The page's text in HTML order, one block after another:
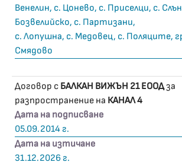
Венелин, с. Цонево, с. Приселци, с.
Бозвелийско, с. Партизани,
с. Лопушна, с. Медовец, с. Поляците,
Смядово
Договор с БАЛКАН ВИЖЪН 21 ЕООДза
разпространение на КАНАЛ 4
Дата на подписване
05.09.2014 г.
Дата на изтичане
31.12.2026 г.